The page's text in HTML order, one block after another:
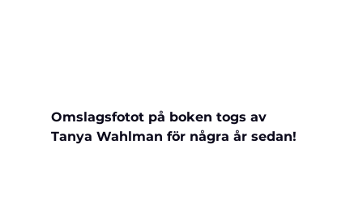
Omslagsfotot på boken togs av
Tanya Wahlman för några år sedan!